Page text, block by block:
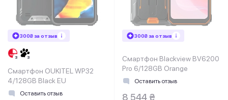
300₴ за отзыв
Смартфон OUKITEL WP32
4/128GB Black EU
Оставить отзыв
300₴ за отзыв
Смартфон Blackview BV6200
Pro 6/128GB Orange
Оставить отзыв
8 544 ₴